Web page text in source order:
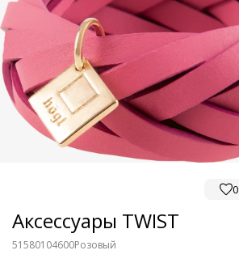
0
Аксессуары TWIST
51580104600Розовый